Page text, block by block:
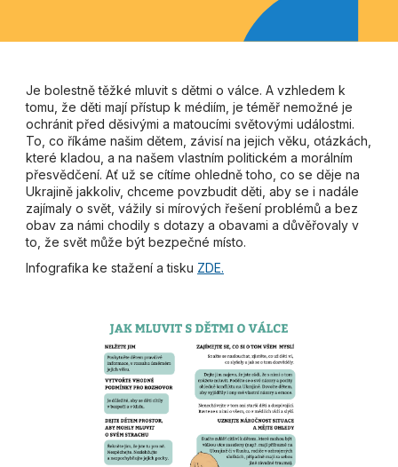
Je bolestně těžké mluvit s dětmi o válce. A vzhledem k
tomu, že děti mají přístup k médiím, je téměř nemožné je
ochránit před děsivými a matoucími světovými událostmi.
To, co říkáme našim dětem, závisí na jejich věku, otázkách,
které kladou, a na našem vlastním politickém a morálním
přesvědčení. Ať už se cítíme ohledně toho, co se děje na
Ukrajině jakkoliv, chceme povzbudit děti, aby se i nadále
zajímaly o svět, vážily si mírových řešení problémů a bez
obav za námi chodily s dotazy a obavami a důvěřovaly v
to, že svět může být bezpečné místo.
Infografika ke stažení a tisku ZDE.